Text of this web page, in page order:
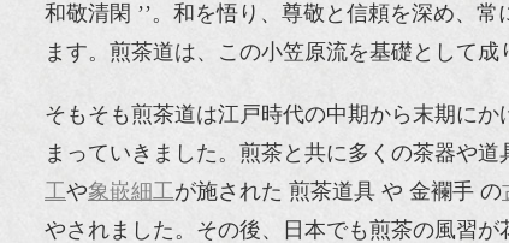
和敬清閑 ’’。和を悟り、尊敬と信頼を深め、
ます。煎茶道は、この小笠原流を基礎として成
そもそも煎茶道は江戸時代の中期から末期に
まっていきました。煎茶と共に多くの茶器や
工や象嵌細工が施された 煎茶道具 や 金襴手 の
やされました。その後、日本でも煎茶の風習